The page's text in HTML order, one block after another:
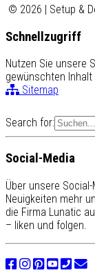
© 2026 | Setup &
Schnellzugriff
Nutzen Sie unsere
gewünschten
Sitemap
Search for:
Social-Media
Über unsere
Neuigkeiten mehr
die Firma Lunatic
– liken und folgen.